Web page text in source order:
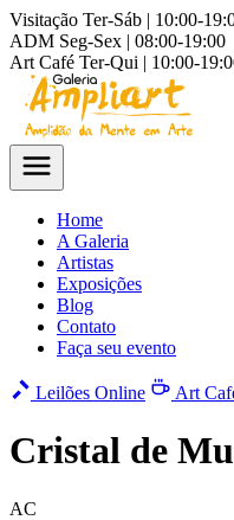
Visitação Ter-Sáb | 10:00-
ADM Seg-Sex | 08:00-19:00
Art Café Ter-Qui | 10:00-
Home
A Galeria
Artistas
Exposições
Blog
Contato
Faça seu evento
Leilões Online Art
Cristal de
AC